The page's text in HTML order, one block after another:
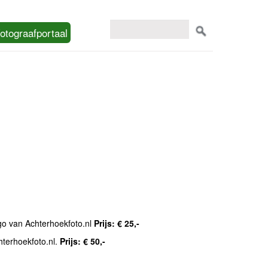
van Achterhoekfoto.nl Prijs: € 25,-
Prijs: € 50,-